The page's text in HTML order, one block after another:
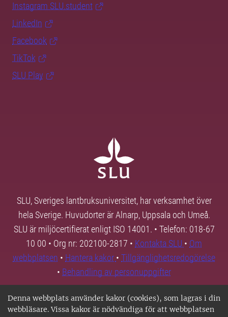
Denna webbplats använder kakor (cookies), som lagras i din
webbläsare. Vissa kakor är nödvändiga för att webbplatsen
Instagram SLU.student
LinkedIn
Facebook
TikTok
SLU Play
SLU, Sveriges lantbruksuniversitet, har verksamhet över
hela Sverige. Huvudorter är Alnarp, Uppsala och Umeå.
SLU är miljöcertifierat enligt ISO 14001. • Telefon: 018-67
10 00 • Org nr: 202100-2817 • Kontakta SLU • Om
webbplatsen • Hantera kakor • Tillgänglighetsredogörelse
• Behandling av personuppgifter